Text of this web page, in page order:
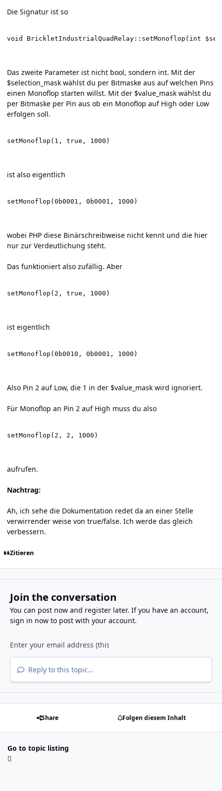
Die Signatur ist so
void BrickletIndustrialQuadRelay::setMonoflop(int
Das zweite Parameter ist nicht bool, sondern int. Mit der
$selection_mask wählst du per Bitmaske aus auf welchen Pins
einen Monoflop starten willst. Mit der $value_mask wählst du
per Bitmaske per Pin aus ob ein Monoflop auf High oder Low
erfolgen soll.
setMonoflop(1, true, 1000)
ist also eigentlich
setMonoflop(0b0001, 0b0001, 1000)
wobei PHP diese Binärschreibweise nicht kennt und die hier
nur zur Verdeutlichung steht.
Das funktioniert also zufällig. Aber
setMonoflop(2, true, 1000)
ist eigentlich
setMonoflop(0b0010, 0b0001, 1000)
Also Pin 2 auf Low, die 1 in der $value_mask wird ignoriert.
Für Monoflop an Pin 2 auf High muss du also
setMonoflop(2, 2, 1000)
aufrufen.
Nachtrag:
Ah, ich sehe die Dokumentation redet da an einer Stelle
verwirrender weise von true/false. Ich werde das gleich
verbessern.
Zitieren
Join the conversation
You can post now and register later. If you have an account,
sign in nowto post with your account.
Reply to this topic...
Share Folgen diesem Inhalt
Go to topic listing